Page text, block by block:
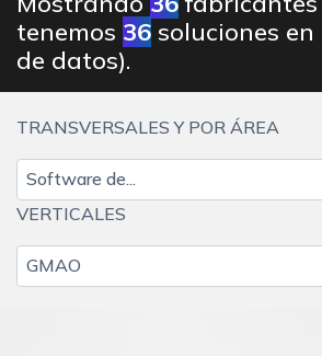
tenemos 36 soluciones
de datos).
TRANSVERSALES Y POR ÁREA
Software de...
VERTICALES
GMAO